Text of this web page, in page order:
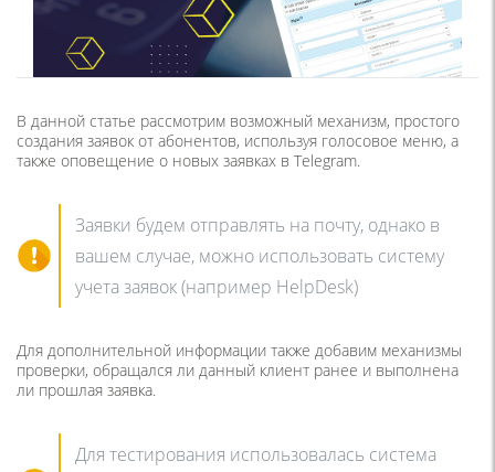
В данной статье рассмотрим возможный механизм, простого
создания заявок от абонентов, используя голосовое меню, а
также оповещение о новых заявках в Telegram.
Заявки будем отправлять на почту, однако в
вашем случае, можно использовать систему
учета заявок (например HelpDesk)
Для дополнительной информации также добавим механизмы
проверки, обращался ли данный клиент ранее и выполнена
ли прошлая заявка.
Для тестирования использовалась система